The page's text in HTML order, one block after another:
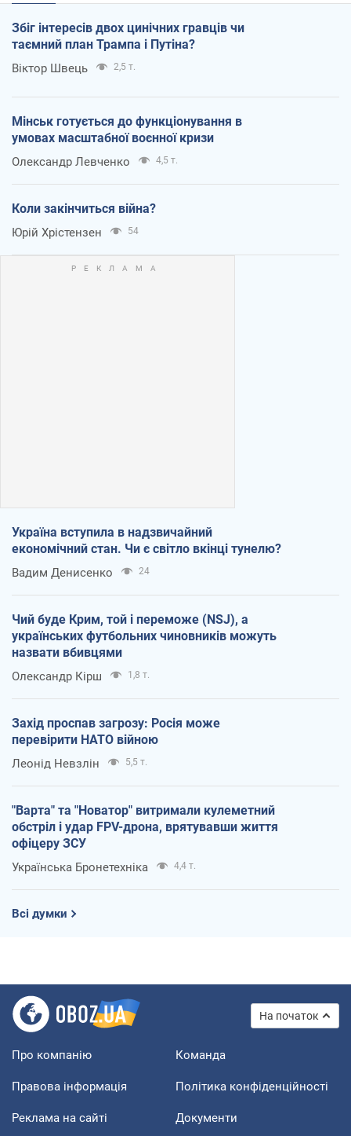
Збіг інтересів двох цинічних гравців чи
таємний план Трампа і Путіна?
Віктор Швець 2,5 т.
Мінськ готується до функціонування в
умовах масштабної воєнної кризи
Олександр Левченко 4,5 т.
Коли закінчиться війна?
Юрій Хрістензен 54
Україна вступила в надзвичайний
економічний стан. Чи є світло вкінці тунелю?
Вадим Денисенко 24
Чий буде Крим, той і переможе (NSJ), а
українських футбольних чиновників можуть
назвати вбивцями
Олександр Кірш 1,8 т.
Захід проспав загрозу: Росія може
перевірити НАТО війною
Леонід Невзлін 5,5 т.
"Варта" та "Новатор" витримали кулеметний
обстріл і удар FPV-дрона, врятувавши життя
офіцеру ЗСУ
Українська Бронетехніка 4,4 т.
Всі думки
На початок
Про компанію Команда
Правова інформація Політика конфіденційності
Реклама на сайті Документи